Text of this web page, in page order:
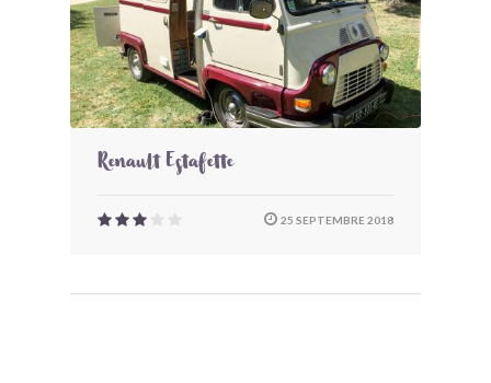
Renault Estafette
25 SEPTEMBRE 2018